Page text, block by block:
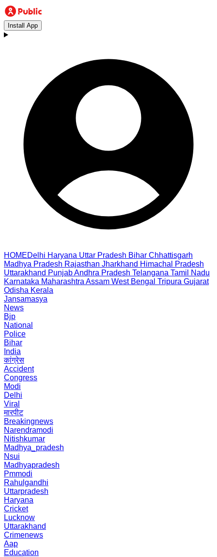
Install App
HOMEDelhi Haryana Uttar Pradesh Bihar Chhattisgarh
Madhya Pradesh Rajasthan Jharkhand Himachal Pradesh
Uttarakhand PunjabAndhra Pradesh Telangana Tamil Nadu
Karnataka Maharashtra Assam West Bengal Tripura Gujarat
Odisha Kerala
Jansamasya
News
Bjp
National
Police
Bihar
India
कांग्रेस
Accident
Congress
Modi
Delhi
Viral
मारपीट
Breakingnews
Narendramodi
Nitishkumar
Madhya_pradesh
Nsui
Madhyapradesh
Pmmodi
Rahulgandhi
Uttarpradesh
Haryana
Cricket
Lucknow
Uttarakhand
Crimenews
Aap
Education